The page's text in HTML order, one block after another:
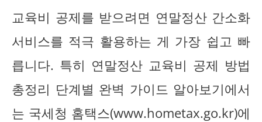
교육비 공제를 받으려면 연말정산 간소화
서비스를 적극 활용하는 게 가장 쉽고 빠
릅니다. 특히 연말정산 교육비 공제 방법
총정리 단계별 완벽 가이드 알아보기에서
는 국세청 홈택스(www.hometax.go.kr)에